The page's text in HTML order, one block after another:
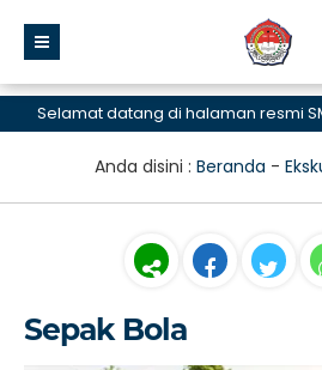
Selamat datang di halaman resmi SMK
Anda disini : Beranda -
Sepak Bola